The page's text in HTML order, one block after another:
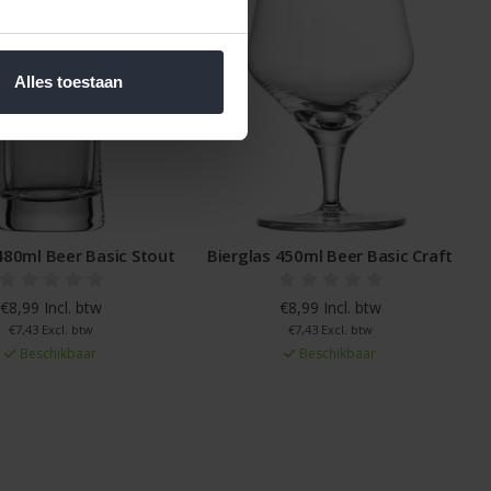
Alles toestaan
Beer Basic Stout
€8,99 Incl. btw
€7,43 Excl. btw
Beschikbaar
Bierglas 450ml Beer Basic Craft
€8,99 Incl. btw
€7,43 Excl. btw
Beschikbaar